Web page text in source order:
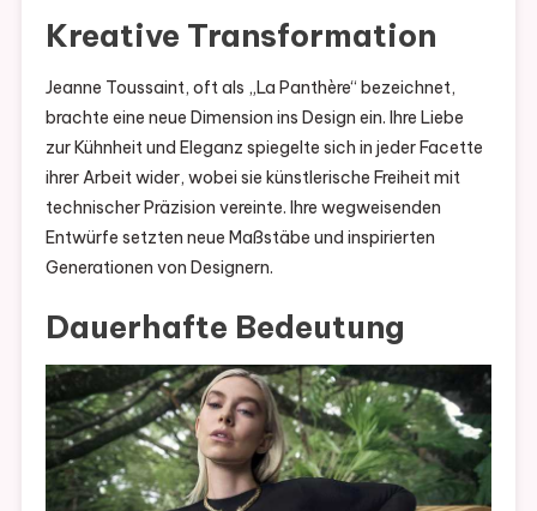
Kreative Transformation
Jeanne Toussaint, oft als „La Panthère“ bezeichnet,
brachte eine neue Dimension ins Design ein. Ihre Liebe
zur Kühnheit und Eleganz spiegelte sich in jeder Facette
ihrer Arbeit wider, wobei sie künstlerische Freiheit mit
technischer Präzision vereinte. Ihre wegweisenden
Entwürfe setzten neue Maßstäbe und inspirierten
Generationen von Designern.
Dauerhafte Bedeutung